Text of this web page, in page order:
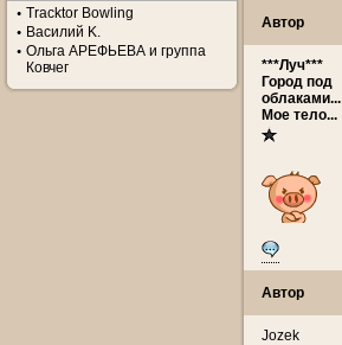
Tracktor Bowling
Василий K.
Ольга АРЕФЬЕВА и группа
Ковчег
Автор
***Луч***
Город под
облаками...
Мое тело...
Автор
Jozek